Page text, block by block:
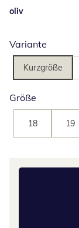
oliv
Variante
Kurzgröße
Größe
18 19